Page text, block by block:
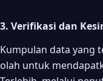
3. Verifikasi dan
Kumpulan data yang
olah untuk